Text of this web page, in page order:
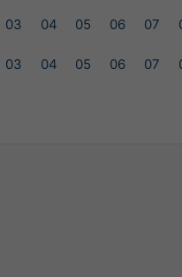
03 04 05 06 07
03 04 05 06 07